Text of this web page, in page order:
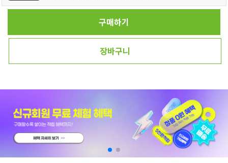
구매하기
장바구니